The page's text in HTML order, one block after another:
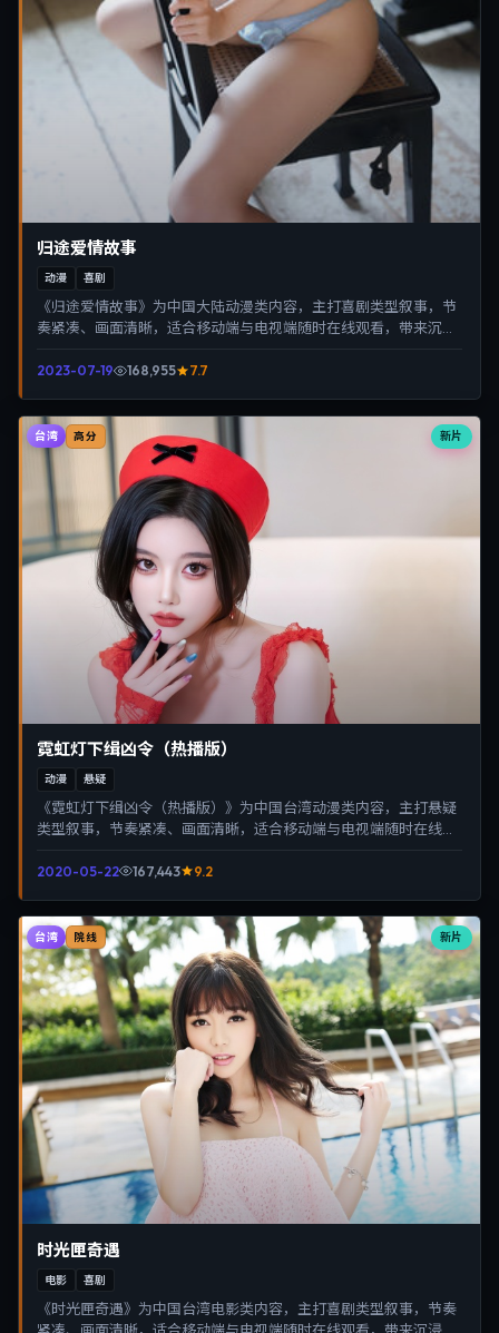
归途爱情故事
动漫 喜剧
《归途爱情故事》为中国大陆动漫类内容，主打喜剧类型叙事，节
奏紧凑、画面清晰，适合移动端与电视端随时在线观看，带来沉浸
2023-07-19 168,955 7.7
新片
台湾 高分
霓虹灯下缉凶令（热播版）
动漫 悬疑
《霓虹灯下缉凶令（热播版）》为中国台湾动漫类内容，主打悬疑
类型叙事，节奏紧凑、画面清晰，适合移动端与电视端随时在线观
2020-05-22 167,443 9.2
新片
台湾 院线
时光匣奇遇
电影 喜剧
《时光匣奇遇》为中国台湾电影类内容，主打喜剧类型叙事，节奏